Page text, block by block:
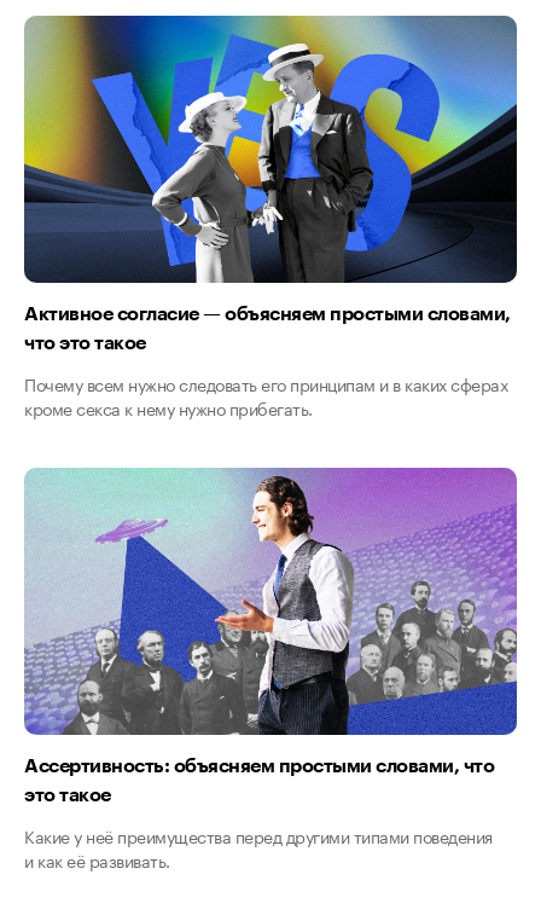
Активное согласие — объясняем простыми словами,
что это такое
Почему всем нужно следовать его принципам и в каких сферах
кроме секса к нему нужно прибегать.
Ассертивность: объясняем простыми словами, что
это такое
Какие у неё преимущества перед другими типами поведения
и как её развивать.